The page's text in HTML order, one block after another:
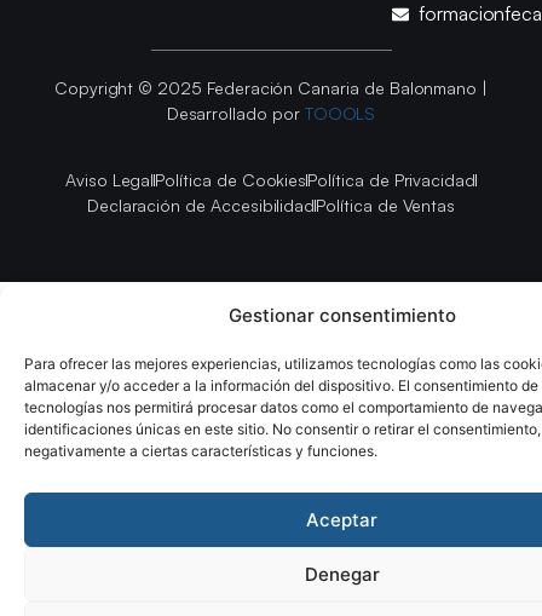
Gestionar consentimiento
Para ofrecer las mejores experiencias, utilizamos tecnologías como las
almacenar y/o acceder a la información del dispositivo. El consentimiento de
tecnologías nos permitirá procesar datos como el comportamiento de
identificaciones únicas en este sitio. No consentir o retirar el
negativamente a ciertas características y funciones.
Aceptar
Denegar
Copyright © 2025 Federación Canaria de Balonmano |
Desarrollado por TOOOLS
Aviso LegalPolítica de CookiesPolítica de Privacidad
Declaración de AccesibilidadPolítica de Ventas